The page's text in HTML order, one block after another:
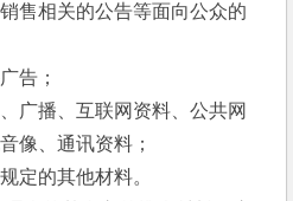
售相关的公告等面向公众的
；
播、互联网资料、公共网
像、通讯资料；
的其他材料。